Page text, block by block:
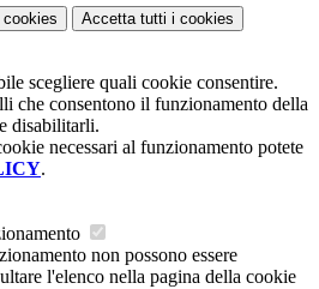
cookies Accetta tutti i cookies
scegliere quali cookie consentire.
che consentono il funzionamento della
disabilitarli.
necessari al funzionamento potete
.
non possono essere
l'elenco nella pagina della cookie